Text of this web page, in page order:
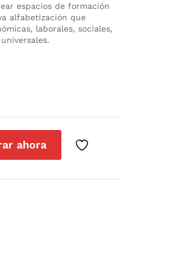
espacios de formación
alfabetización que
laborales, sociales,
ahora